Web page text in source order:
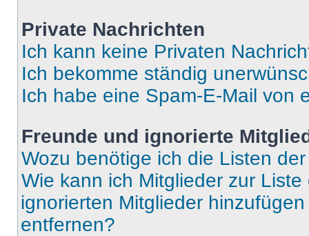
Private Nachrichten
Ich kann keine Privaten
Ich bekomme ständig
Ich habe eine Spam-E-Mail von
Freunde und ignorierte
Wozu benötige ich die Listen
Wie kann ich Mitglieder zur
ignorierten Mitglieder
entfernen?